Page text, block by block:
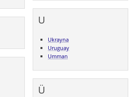
U
Ukrayna
Uruguay
Umman
Ü